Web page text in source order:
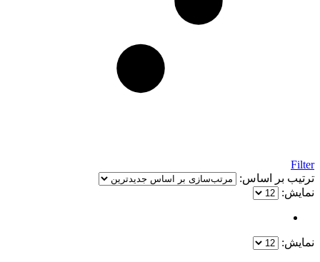
Filter
ترتیب بر اساس:
نمایش:
نمایش: